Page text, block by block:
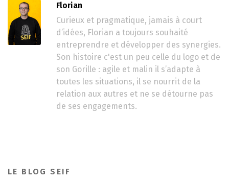
Florian
Curieux et pragmatique, jamais à court
d’idées, Florian a toujours souhaité
entreprendre et développer des synergies.
Son histoire c'est un peu celle du logo et de
son Gorille : agile et malin il s’adapte à
toutes les situations, il se nourrit de la
relation aux autres et ne se détourne pas
de ses engagements.
LE BLOG SEIF